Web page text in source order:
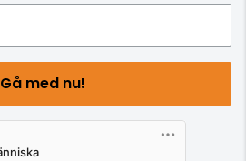
Gå med nu!